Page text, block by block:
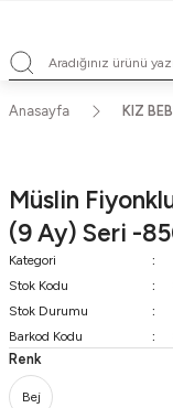
Satışlarımız Toptandır
Satışlarımız Toptandır
Anasayfa KIZ
Müslin
(9 Ay) Seri -
Kategori
Stok Kodu
Stok Durumu
Barkod Kodu
Renk
Bej